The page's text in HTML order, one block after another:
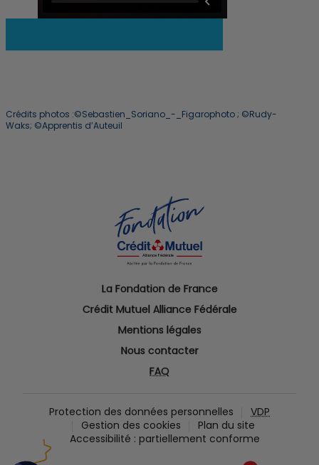
Crédits photos :©Sebastien_Soriano_-_Figarophoto ; ©Rudy-
Waks; ©Apprentis d’Auteuil
La Fondation de France
Crédit Mutuel Alliance Fédérale
Mentions légales
Nous contacter
FAQ
Protection des données personnelles
VDP
Gestion des cookies
Plan du site
Accessibilité : partiellement conforme